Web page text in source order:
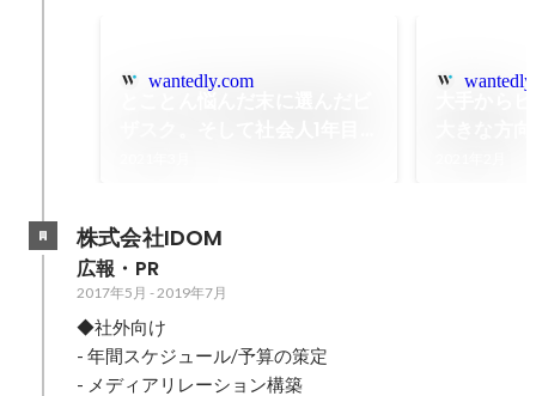
wantedly.com
株式会社IDOM
広報・PR
2017年5月 - 2019年7月
◆社外向け
- 年間スケジュール/予算の策定
- メディアリレーション構築